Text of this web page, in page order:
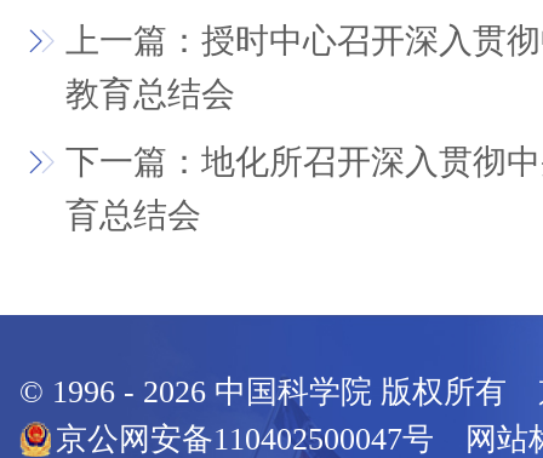
上一篇：授时中心召开深入贯
教育总结会
下一篇：地化所召开深入贯彻
育总结会
© 1996 - 2026 中国科学院 版权所有
京公网安备110402500047号 网站